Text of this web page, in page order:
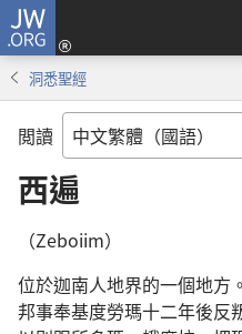
JW.ORG
洞悉聖經
閲讀
西遍
（Zeboiim）
位於迦南人地界的一個地方
邦事奉基度勞瑪十二年後反